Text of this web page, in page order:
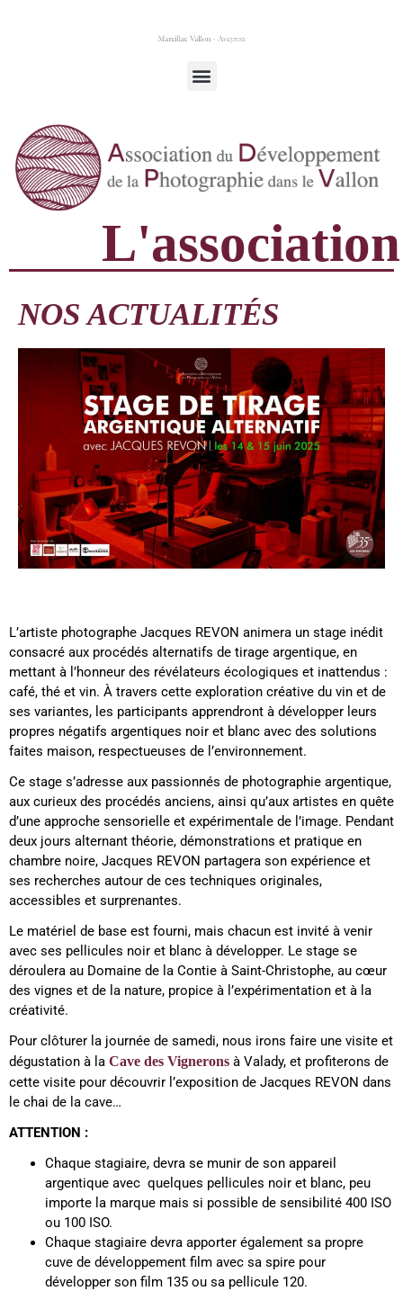
L'association
NOS ACTUALITÉS
L’artiste photographe Jacques REVON animera un stage inédit
consacré aux procédés alternatifs de tirage argentique, en
mettant à l’honneur des révélateurs écologiques et inattendus :
café, thé et vin. À travers cette exploration créative du vin et de
ses variantes, les participants apprendront à développer leurs
propres négatifs argentiques noir et blanc avec des solutions
faites maison, respectueuses de l’environnement.
Ce stage s’adresse aux passionnés de photographie argentique,
aux curieux des procédés anciens, ainsi qu’aux artistes en quête
d’une approche sensorielle et expérimentale de l’image. Pendant
deux jours alternant théorie, démonstrations et pratique en
chambre noire, Jacques REVON partagera son expérience et
ses recherches autour de ces techniques originales,
accessibles et surprenantes.
Le matériel de base est fourni, mais chacun est invité à venir
avec ses pellicules noir et blanc à développer. Le stage se
déroulera au Domaine de la Contie à Saint-Christophe, au cœur
des vignes et de la nature, propice à l’expérimentation et à la
créativité.
Pour clôturer la journée de samedi, nous irons faire une visite et
dégustation à la Cave des Vignerons à Valady, et profiterons de
cette visite pour découvrir l’exposition de Jacques REVON dans
le chai de la cave…
ATTENTION :
Chaque stagiaire, devra se munir de son appareil
argentique avec quelques pellicules noir et blanc, peu
importe la marque mais si possible de sensibilité 400 ISO
ou 100 ISO.
Chaque stagiaire devra apporter également sa propre
cuve de développement film avec sa spire pour
développer son film 135 ou sa pellicule 120.